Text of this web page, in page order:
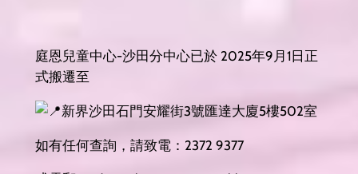
庭恩兒童中心-沙田分中心已於 2025年9月1日正
式搬遷至
新界沙田石門安耀街3號匯達大廈5樓502室
如有任何查詢，請致電：2372 9377